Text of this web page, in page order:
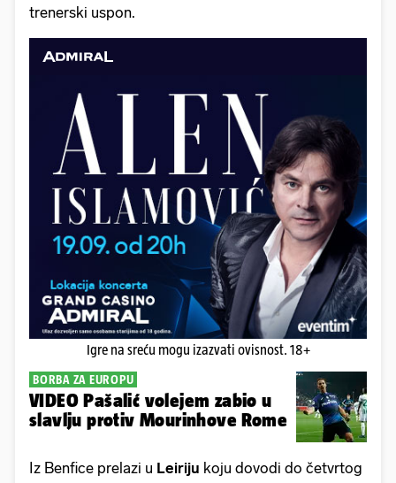
trenerski uspon.
Igre na sreću mogu izazvati ovisnost. 18+
BORBA ZA EUROPU
VIDEO Pašalić volejem zabio u
slavlju protiv Mourinhove Rome
Iz Benfice prelazi u Leiriju koju dovodi do četvrtog